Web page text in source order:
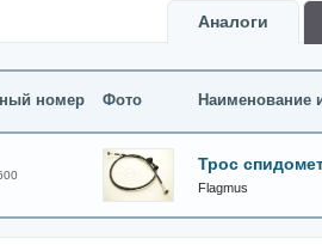
Аналоги
номер Фото Наименование
Трос
Flagmus